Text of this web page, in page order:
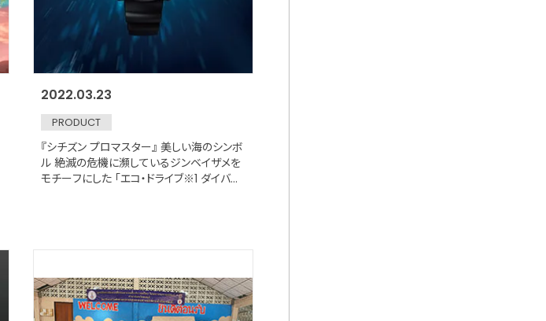
2022.03.23
PRODUCT
『シチズン プロマスター』 美しい海のシンボ
ル 絶滅の危機に瀕しているジンベイザメを
モチーフにした 「エコ・ドライブ※1 ダイバー